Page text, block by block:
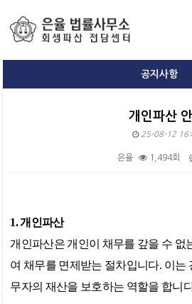
공지사항
개인파산
25-08-12
은율 1,494회
1.개인파산
개인파산은 개인이 채무를 갚을 수 없
여 채무를 면제받는 절차입니다. 이는
무자의 재산을 보호하는 역할을 합니